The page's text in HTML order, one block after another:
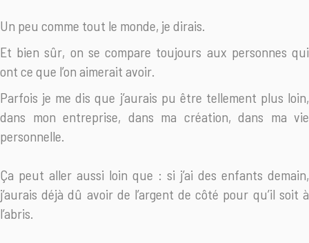
Un peu comme tout le monde, je dirais.
Et bien sûr, on se compare toujours aux personnes qui
ont ce que l’on aimerait avoir.
Parfois je me dis que j’aurais pu être tellement plus loin,
dans mon entreprise, dans ma création, dans ma vie
personnelle.
Ça peut aller aussi loin que : si j’ai des enfants demain,
j’aurais déjà dû avoir de l’argent de côté pour qu’il soit à
l’abris.